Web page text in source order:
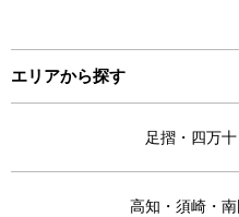
エリアから探す
足摺・四万十
高知・須崎・南